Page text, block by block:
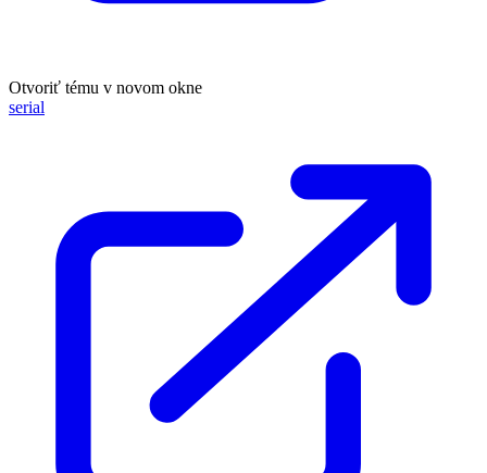
Otvoriť tému v novom okne
serial